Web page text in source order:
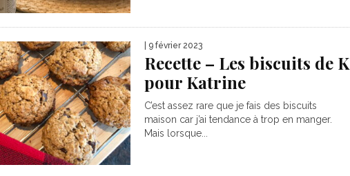
| 9 février 2023
Recette – Les biscuits de K
pour Katrine
C’est assez rare que je fais des biscuits
maison car j’ai tendance à trop en manger.
Mais lorsque...